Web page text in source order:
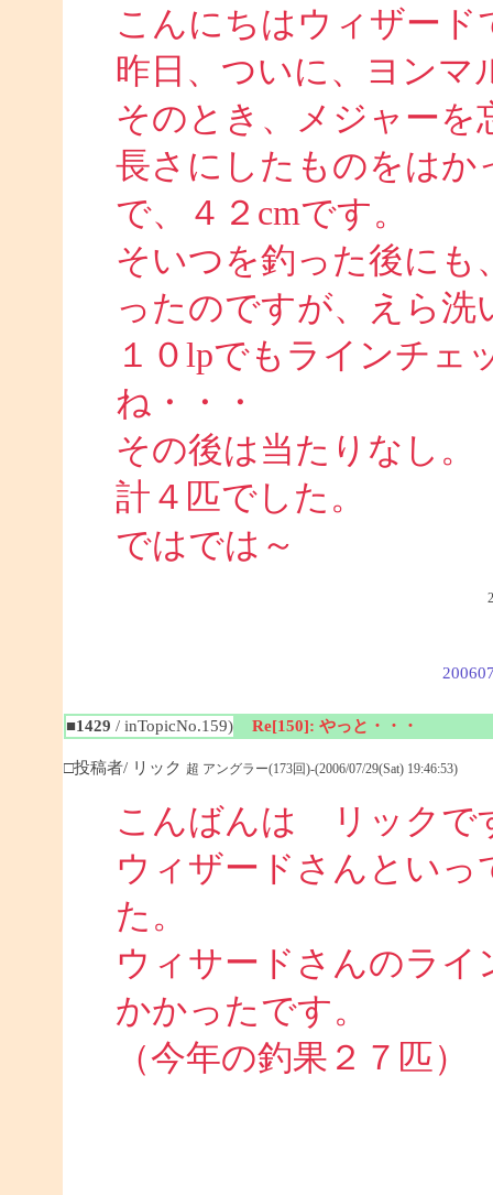
こんにちはウィザード
昨日、ついに、ヨンマ
そのとき、メジャー
長さにしたものをはか
で、４２cmです。
そいつを釣った後にも
ったのですが、えら
１０lpでもラインチェ
ね・・・
その後は当たりなし。
計４匹でした。
ではでは～
■1429 / inTopicNo.159) Re[150]: やっと・・・
□投稿者/ リック 超 アングラー(173回)-(2006/07/29(Sat) 19:46:53)
こんばんは リックで
ウィザードさんといっ
た。
ウィサードさんのラ
かかったです。
（今年の釣果２７匹）